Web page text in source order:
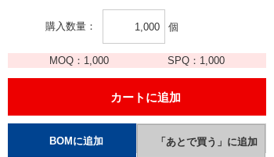
購入数量 個
MOQ： 1,000 SPQ： 1,000